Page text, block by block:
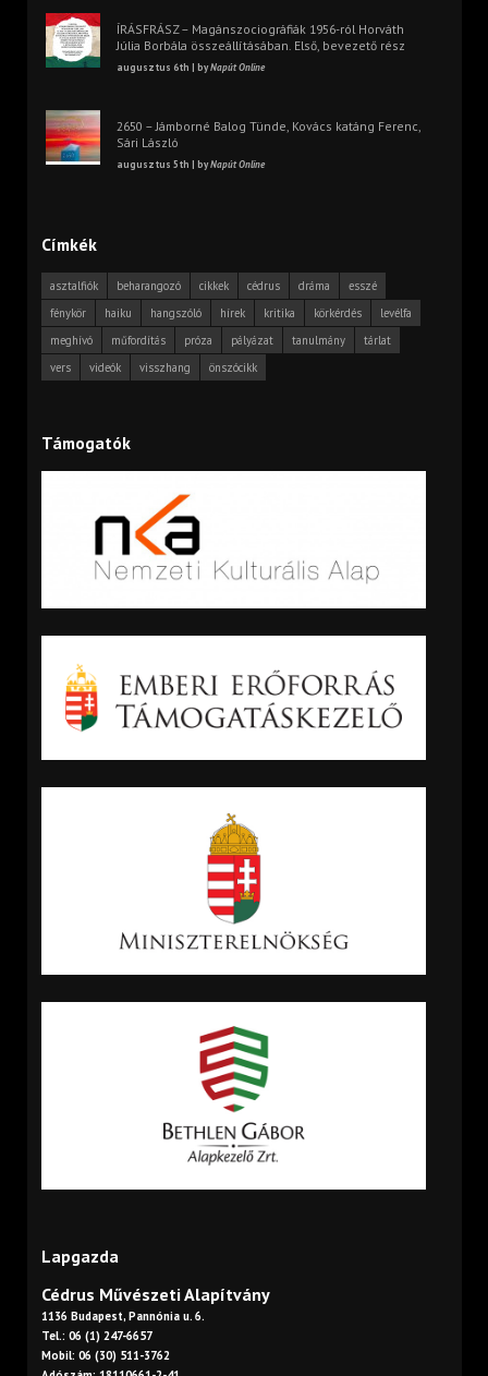
ÍRÁSFRÁSZ – Magánszociográfiák 1956-ról Horváth
Júlia Borbála összeállításában. Első, bevezető rész
augusztus 6th | byNapút Online
2650 – Jámborné Balog Tünde, Kovács katáng Ferenc,
Sári László
augusztus 5th | byNapút Online
Címkék
asztalfiók beharangozó cikkek cédrus dráma
esszé
fénykör
haiku hangszóló hírek kritika körkérdés
levélfa
meghívó
műfordítás próza pályázat tanulmány
tárlat
vers
videók visszhang önszócikk
Támogatók
Lapgazda
Cédrus Művészeti Alapítvány
1136 Budapest, Pannónia u. 6.
Tel.: 06 (1) 247-6657
Mobil: 06 (30) 511-3762